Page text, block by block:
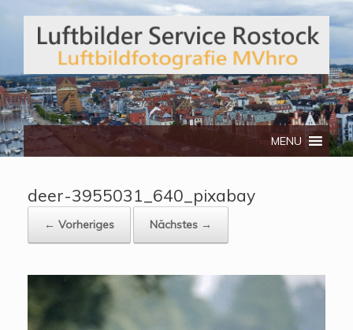
Telefon: 0172/3134512
MENU
deer-3955031_640_pixabay
← Vorheriges Nächstes →